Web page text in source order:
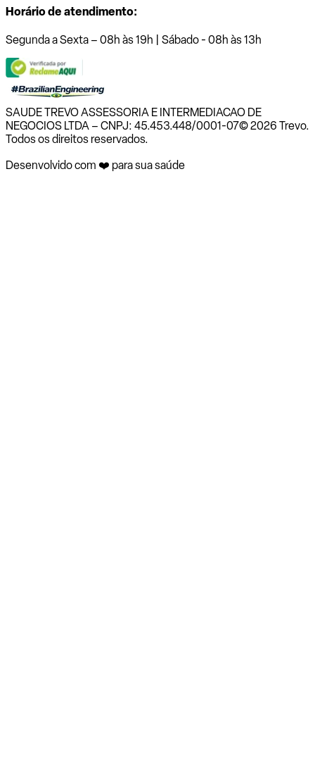
Horário de atendimento:
Segunda a Sexta – 08h às 19h | Sábado - 08h às 13h
SAUDE TREVO ASSESSORIA E INTERMEDIACAO DE
NEGOCIOS LTDA – CNPJ: 45.453.448/0001-07© 2026 Trevo.
Todos os direitos reservados.
Desenvolvido com ❤️ para sua saúde